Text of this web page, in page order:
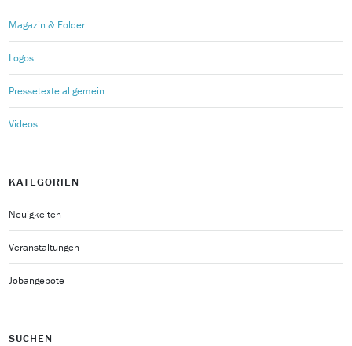
Magazin & Folder
Logos
Pressetexte allgemein
Videos
KATEGORIEN
Neuigkeiten
Veranstaltungen
Jobangebote
SUCHEN